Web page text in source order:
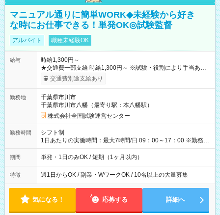
マニュアル通りに簡単WORK◆未経験から好き
な時にお仕事できる！単発OK◎試験監督
アルバイト 職種未経験OK
給与
時給1,300円～
★交通費一部支給 時給1,300円～ ※試験・役割により手当あり
※勤務回数により昇給あり 【即給（前払い）オプションあ
り！】 希望される場合、勤務から1週間ほどで給与の一部を受け
例】 ・河合塾模擬試験 8:30～17:30（休憩1時間） 時給1,300円
×8時間＝日収10,400円＋交通費 ※当日の役割により時給＋100
円の場合あり ・国家試験 7:00～13:30（休憩なし） 時給1,300
円（役割手当＋100円）×6時間＝日収8,400円＋交通費 【試用期
間】試用期間なし
交通費別途支給あり
勤務地
千葉県市川市
千葉県市川市八幡（最寄り駅：本八幡駅）
株式会社全国試験運営センター
勤務時間
シフト制
1日あたりの実働時間：最大7時間/日 09：00～17：00 ※勤務時
間は 試験により異なります。
期間 単発・1日のみOK / 短期（1ヶ月以内）
特徴 週1日からOK / 副業・WワークOK / 10名以上の大量募集
気になる！ 応募する 詳細へ